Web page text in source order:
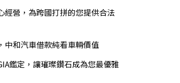
經營，為跨國打拼的您提供合法
中和汽車借款純看車輛價值
鑑定，讓璀璨鑽石成為您最優雅